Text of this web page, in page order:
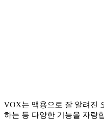
VOX는 맥용으로 잘 알려진
하는 등 다양한 기능을 자랑